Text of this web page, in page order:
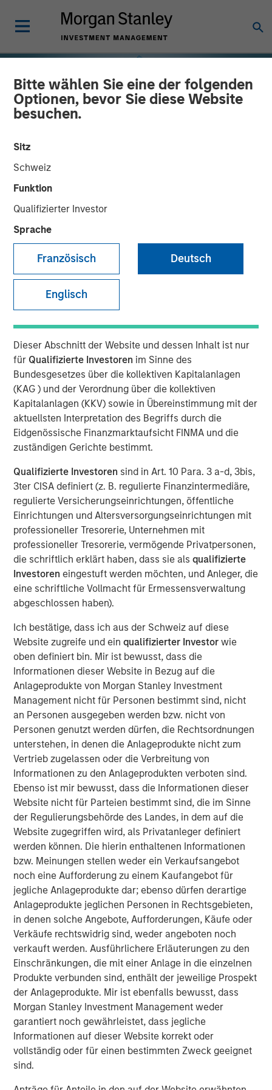
Bitte wählen Sie eine der folgenden
Optionen, bevor Sie diese Website
besuchen.
Sitz
Schweiz
Funktion
Qualifizierter Investor
Sprache
Französisch Deutsch
Englisch
Dieser Abschnitt der Website und dessen Inhalt ist nur
für Qualifizierte Investoren im Sinne des
Bundesgesetzes über die kollektiven Kapitalanlagen
(KAG ) und der Verordnung über die kollektiven
Kapitalanlagen (KKV) sowie in Übereinstimmung mit der
aktuellsten Interpretation des Begriffs durch die
Eidgenössische Finanzmarktaufsicht FINMA und die
zuständigen Gerichte bestimmt.
Qualifizierte Investoren sind in Art. 10 Para. 3 a-d, 3bis,
3ter CISA definiert (z. B. regulierte Finanzintermediäre,
regulierte Versicherungseinrichtungen, öffentliche
Einrichtungen und Altersversorgungseinrichtungen mit
professioneller Tresorerie, Unternehmen mit
professioneller Tresorerie, vermögende Privatpersonen,
die schriftlich erklärt haben, dass sie alsqualifizierte
Investoren eingestuft werden möchten, und Anleger, die
eine schriftliche Vollmacht für Ermessensverwaltung
abgeschlossen haben).
Ich bestätige, dass ich aus der Schweiz auf diese
Website zugreife und ein qualifizierter Investor wie
oben definiert bin. Mir ist bewusst, dass die
Informationen dieser Website in Bezug auf die
Anlageprodukte von Morgan Stanley Investment
Management nicht für Personen bestimmt sind, nicht
an Personen ausgegeben werden bzw. nicht von
Personen genutzt werden dürfen, die Rechtsordnungen
unterstehen, in denen die Anlageprodukte nicht zum
Vertrieb zugelassen oder die Verbreitung von
Informationen zu den Anlageprodukten verboten sind.
Ebenso ist mir bewusst, dass die Informationen dieser
Website nicht für Parteien bestimmt sind, die im Sinne
der Regulierungsbehörde des Landes, in dem auf die
Website zugegriffen wird, als Privatanleger definiert
werden können. Die hierin enthaltenen Informationen
bzw. Meinungen stellen weder ein Verkaufsangebot
noch eine Aufforderung zu einem Kaufangebot für
jegliche Anlageprodukte dar; ebenso dürfen derartige
Anlageprodukte jeglichen Personen in Rechtsgebieten,
in denen solche Angebote, Aufforderungen, Käufe oder
Verkäufe rechtswidrig sind, weder angeboten noch
verkauft werden. Ausführlichere Erläuterungen zu den
Einschränkungen, die mit einer Anlage in die einzelnen
Produkte verbunden sind, enthält der jeweilige Prospekt
der Anlageprodukte. Mir ist ebenfalls bewusst, dass
Morgan Stanley Investment Management weder
garantiert noch gewährleistet, dass jegliche
Informationen auf dieser Website korrekt oder
vollständig oder für einen bestimmten Zweck geeignet
sind.
Selectivity Rises as
Investors Refocus on
Fundamentals
12 MAI 2026
Today’s market is demanding a more disciplined
approach to income investing; Morgan Stanley Real
Estate Investing’s David Gross sat down with PERE to
discuss the rise of selectivity in net lease real estate
investing.
In latest PERE Net Lease Report, David Gross, Managing
Director and Head of Acquisitions for Morgan Stanley
Real Estate Investing, highlights how high-quality net
lease investing may deliver durable, downside-protected
income—supported by tenant credit, mission-critical real
estate, and structural tailwinds.
“Tenant strength, asset quality and demand drivers are
increasingly shaping where real estate investors find
durable income”
Read Full Feature Here
Morgan Stanley Real Estate Investing
Morgan Stanley Real Estate Investing (MSREI) manages
global value-add / opportunistic and regional core / core-
plus real estate investment strategies. The team's
experience encompasses a broad array of asset classes,
geographic regions and investment themes across all
phases of the real estate cycle.
Reproduced with permission of:
Ähnliche Einblicke
PRESS RELEASE
Morgan Stanley Real Estate Investing
Announces Acquisition of French Logistics
Portfolio of Five Assets